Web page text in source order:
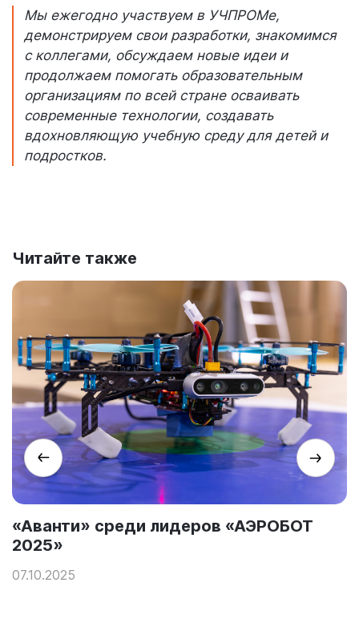
Мы ежегодно участвуем в УЧПРОМе,
демонстрируем свои разработки, знакомимся
с коллегами, обсуждаем новые идеи и
продолжаем помогать образовательным
организациям по всей стране осваивать
современные технологии, создавать
вдохновляющую учебную среду для детей и
подростков.
Читайте также
«Аванти» среди лидеров «АЭРОБОТ
2025»
07.10.2025